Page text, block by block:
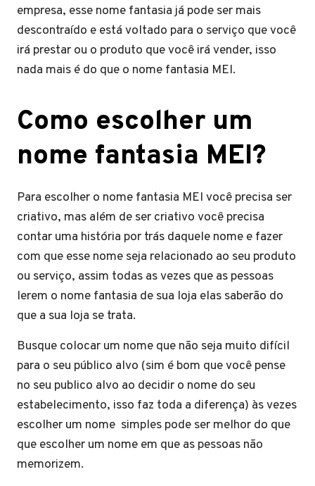
empresa, esse nome fantasia já pode ser mais
descontraído e está voltado para o serviço que você
irá prestar ou o produto que você irá vender, isso
nada mais é do que o nome fantasia MEI.
Como escolher um
nome fantasia MEI?
Para escolher o nome fantasia MEI você precisa ser
criativo, mas além de ser criativo você precisa
contar uma história por trás daquele nome e fazer
com que esse nome seja relacionado ao seu produto
ou serviço, assim todas as vezes que as pessoas
lerem o nome fantasia de sua loja elas saberão do
que a sua loja se trata.
Busque colocar um nome que não seja muito difícil
para o seu público alvo (sim é bom que você pense
no seu publico alvo ao decidir o nome do seu
estabelecimento, isso faz toda a diferença) às vezes
escolher um nome simples pode ser melhor do que
que escolher um nome em que as pessoas não
memorizem.